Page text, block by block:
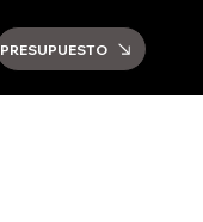
PRESUPUESTO